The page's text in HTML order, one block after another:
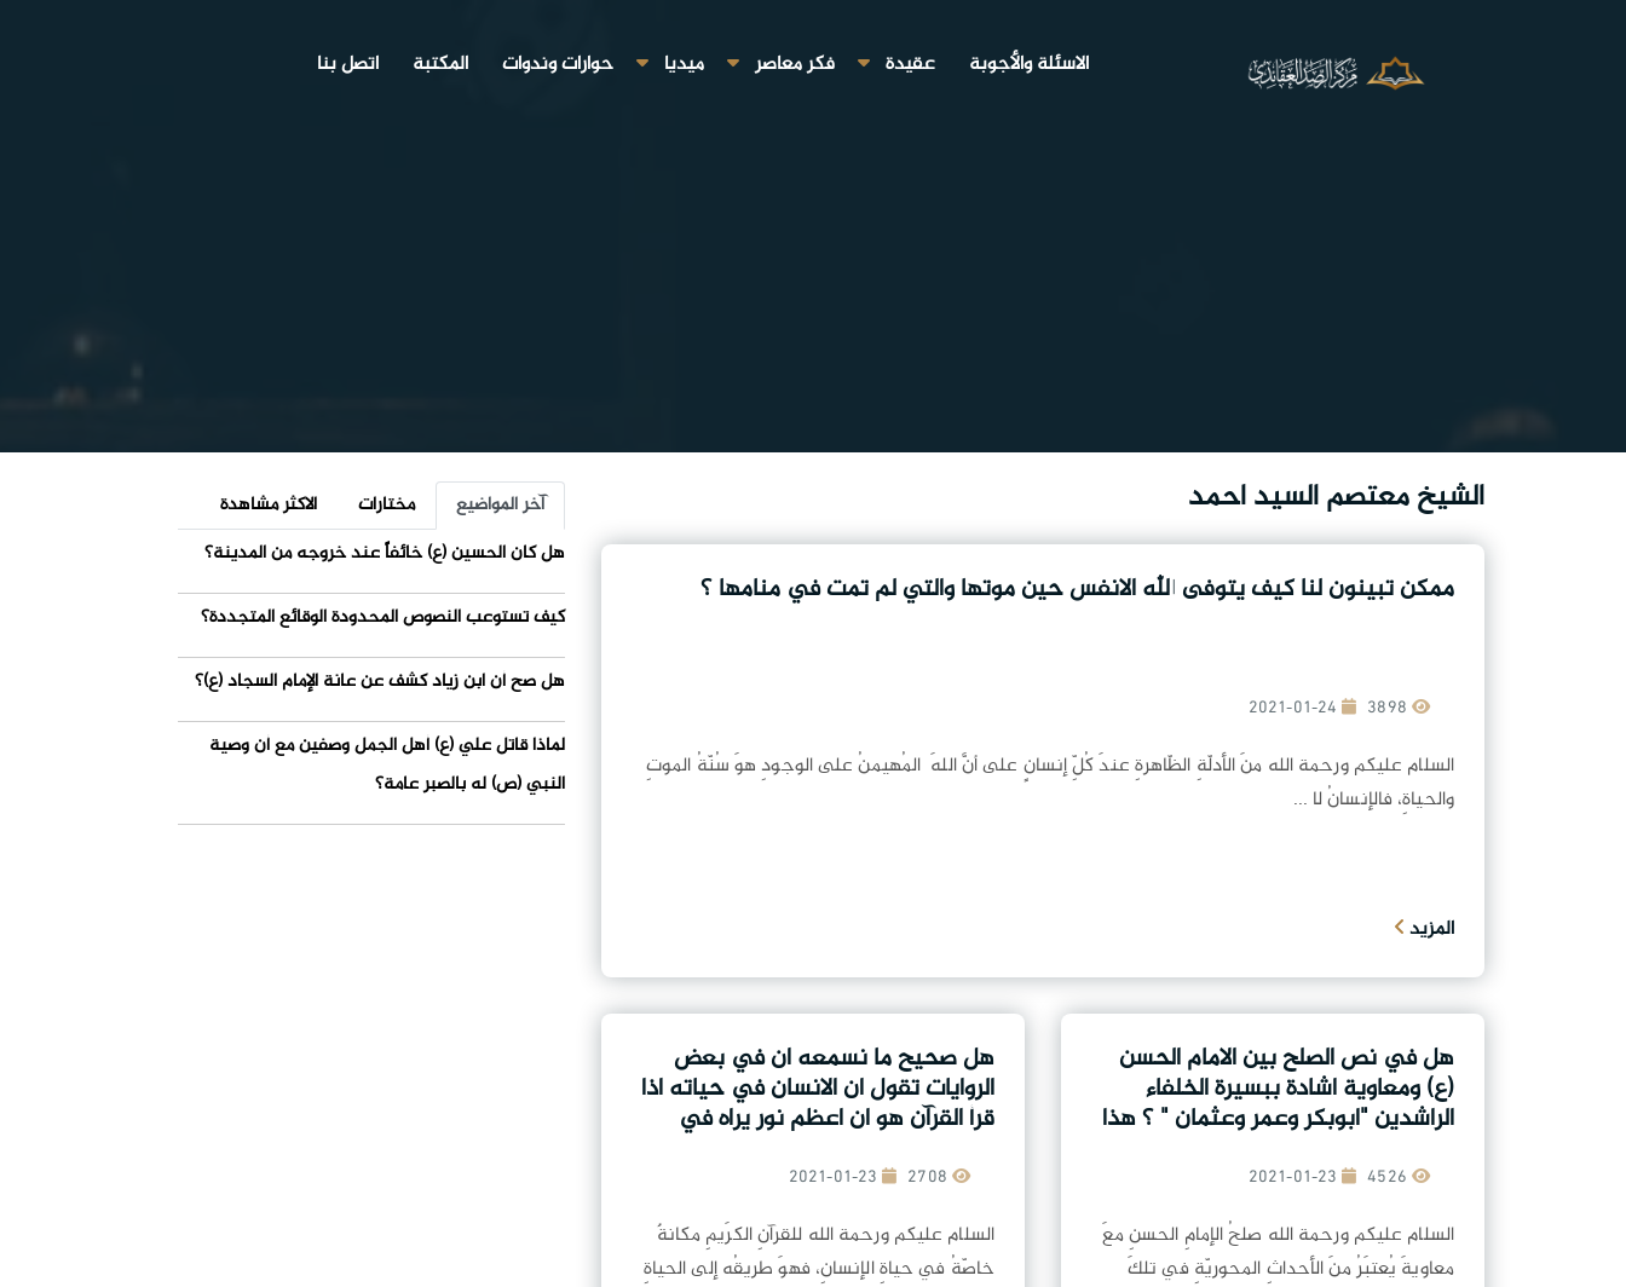
الاسئلة والأجوبة عقيدة فكر معاصر ميديا حوارات وندوات المكتبة اتصل بنا
الشيخ معتصم السيد احمد
ممكن تبينون لنا كيف يتوفى الله الانفس حين موتها والتي لم تمت في منامها ؟
2021-01-24
السلام عليكم ورحمة الله منَ الأدلّةِ الظّاهرةِ عندَ كُلِّ إنسانٍ على أنَّ اللهَ المُهيمنُ على الوجودِ هوَ سُنّةُ الموتِ
والحياةِ، فالإنسانُ لا ...
المزيد
هل في نص الصلح بين الامام الحسن
(ع) ومعاوية اشادة ببسيرة الخلفاء
الراشدين "ابوبكر وعمر وعثمان " ؟ هذا
2021-01-23
السلام عليكم ورحمة الله صلحُ الإمامِ الحسنِ معَ
معاويةَ يُعتبَرُ منَ الأحداثِ المحوريّةِ في تلكَ
هل صحيح ما نسمعه ان في بعض
الروايات تقول ان الانسان في حياته اذا
قرأ القرآن هو ان اعظم نور يراه في
2021-01-23
السلام عليكم ورحمة الله للقرآنِ الكرَيمِ مكانةٌ
خاصّةُ في حياةِ الإنسانِ، فهوَ طريقُه إلى الحياةِ
آخر المواضيع مختارات
الاكثر مشاهدة
هل كان الحسين (ع) خائفاً عند خروجه من المدينة؟
كيف تستوعب النصوص المحدودة الوقائع المتجددة؟
هل صح أن ابن زياد كشف عن عانة الإمام السجاد (ع)؟
لماذا قاتل علي (ع) أهل الجمل وصفين مع أن وصية
النبي (ص) له بالصبر عامة؟